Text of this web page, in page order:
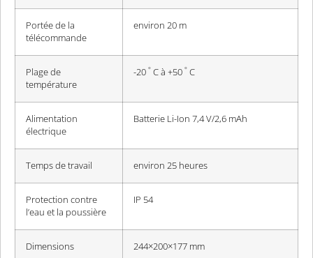
Portée de la
télécommande
environ 20 m
Plage de
température
-20 ° C à +50 ° C
Alimentation
électrique
Batterie Li-Ion 7,4 V/2,6 mAh
Temps de travail environ 25 heures
Protection contre
l’eau et la poussière
IP 54
Dimensions 244×200×177 mm